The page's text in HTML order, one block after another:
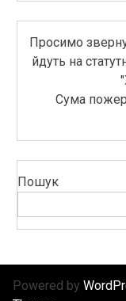
Просимо
йдуть на
Сума
Пошук
Powered by